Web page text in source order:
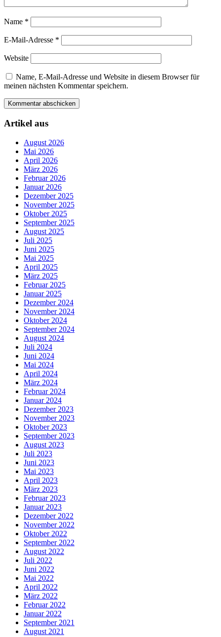
Name *
E-Mail-Adresse *
Website
Name, E-Mail-Adresse und Website in diesem Browser für
meinen nächsten Kommentar speichern.
Artikel aus
August 2026
Mai 2026
April 2026
März 2026
Februar 2026
Januar 2026
Dezember 2025
November 2025
Oktober 2025
September 2025
August 2025
Juli 2025
Juni 2025
Mai 2025
April 2025
März 2025
Februar 2025
Januar 2025
Dezember 2024
November 2024
Oktober 2024
September 2024
August 2024
Juli 2024
Juni 2024
Mai 2024
April 2024
März 2024
Februar 2024
Januar 2024
Dezember 2023
November 2023
Oktober 2023
September 2023
August 2023
Juli 2023
Juni 2023
Mai 2023
April 2023
März 2023
Februar 2023
Januar 2023
Dezember 2022
November 2022
Oktober 2022
September 2022
August 2022
Juli 2022
Juni 2022
Mai 2022
April 2022
März 2022
Februar 2022
Januar 2022
September 2021
August 2021